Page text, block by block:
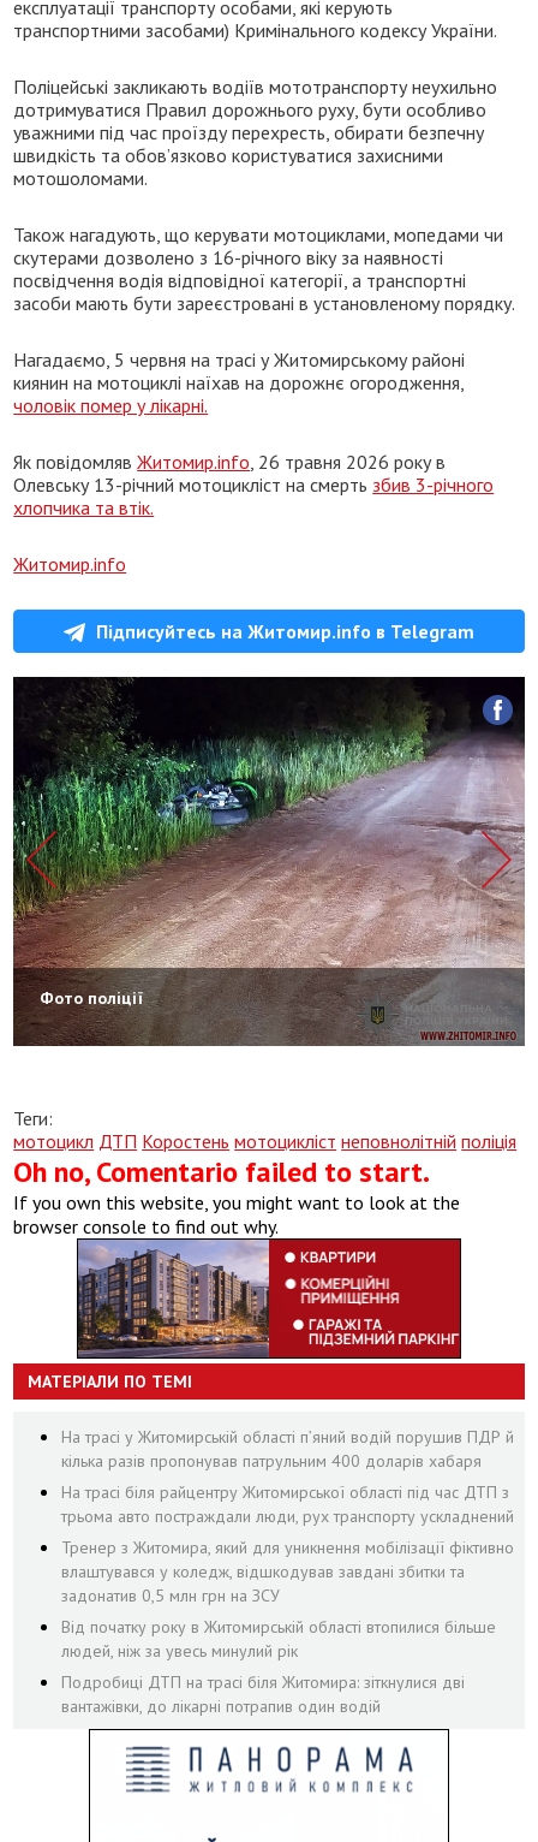
експлуатації транспорту особами, які керують
транспортними засобами) Кримінального кодексу України.
Поліцейські закликають водіїв мототранспорту неухильно
дотримуватися Правил дорожнього руху, бути особливо
уважними під час проїзду перехресть, обирати безпечну
швидкість та обов’язково користуватися захисними
мотошоломами.
Також нагадують, що керувати мотоциклами, мопедами чи
скутерами дозволено з 16-річного віку за наявності
посвідчення водія відповідної категорії, а транспортні
засоби мають бути зареєстровані в установленому порядку.
Нагадаємо, 5 червня на трасі у Житомирському районі
киянин на мотоциклі наїхав на дорожнє огородження,
чоловік помер у лікарні.
Як повідомлявЖитомир.info , 26 травня 2026 року в
Олевську 13-річний мотоцикліст на смерть збив 3-річного
хлопчика та втік.
Житомир.info
Підписуйтесь на Житомир.info в Telegram
Фото поліції
Теги:
мотоцикл ДТП Коростень мотоцикліст неповнолітній поліція
Oh no, Comentario failed to start.
If you own this website, you might want to look at the
browser console to find out why.
МАТЕРІАЛИ ПО ТЕМІ
На трасі у Житомирській області п’яний водій порушив ПДР й
кілька разів пропонував патрульним 400 доларів хабаря
На трасі біля райцентру Житомирської області під час ДТП з
трьома авто постраждали люди, рух транспорту ускладнений
Тренер з Житомира, який для уникнення мобілізації фіктивно
влаштувався у коледж, відшкодував завдані збитки та
задонатив 0,5 млн грн на ЗСУ
Від початку року в Житомирській області втопилися більше
людей, ніж за увесь минулий рік
Подробиці ДТП на трасі біля Житомира: зіткнулися дві
вантажівки, до лікарні потрапив один водій